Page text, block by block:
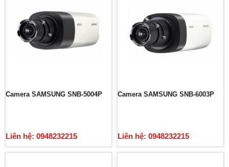
Camera SAMSUNG SNB-5004P
Liên hệ: 0948232215
Camera SAMSUNG SNB-6003P
Liên hệ: 0948232215